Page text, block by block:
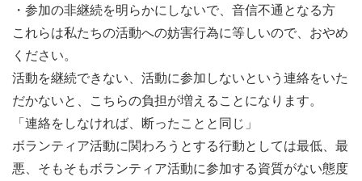
・参加の非継続を明らかにしないで、音信不通となる方
これらは私たちの活動への妨害行為に等しいので、おやめ
ください。
活動を継続できない、活動に参加しないという連絡をいた
だかないと、こちらの負担が増えることになります。
「連絡をしなければ、断ったことと同じ」
ボランティア活動に関わろうとする行動としては最低、最
悪、そもそもボランティア活動に参加する資質がない態度